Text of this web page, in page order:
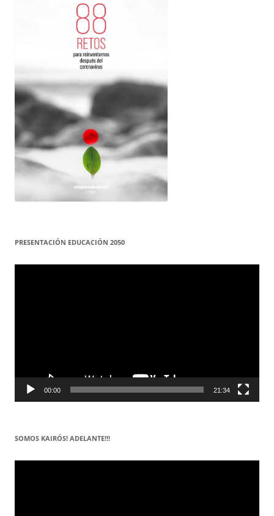
PRESENTACIÓN EDUCACIÓN 2050
Reproductor
00:00 21:34
SOMOS KAIRÓS! ADELANTE!!!
Reproductor